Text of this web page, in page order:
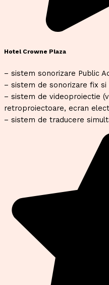
Hotel Crowne Plaza
– sistem sonorizare Public
– sistem de sonorizare fix si
– sistem de videoproiectie
retroproiectoare, ecran
– sistem de traducere